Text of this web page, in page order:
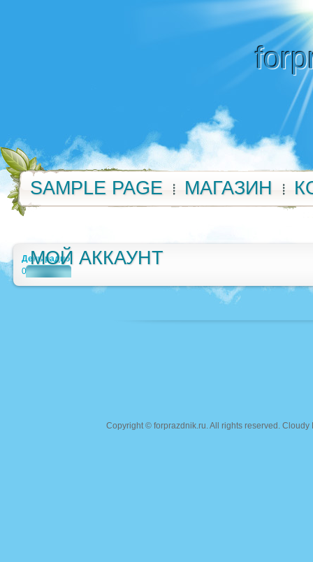
SAMPLE PAGE МАГАЗИН
МОЙ АККАУНТ
День радио
0
Copyright © forprazdnik.ru. All rights reserved.